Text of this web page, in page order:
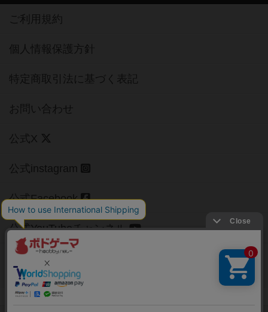
ご利用規約
個人情報保護方針
特定商取引法に基づく表記
お問い合わせ
公式X
公式instagram
公式Facebook
公式YouTubeチャンネル